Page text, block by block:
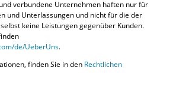
verbundene Unternehmen haften nur für
und Unterlassungen und nicht für die der
keine Leistungen gegenüber Kunden.
de/UeberUns.
finden Sie in den Rechtlichen